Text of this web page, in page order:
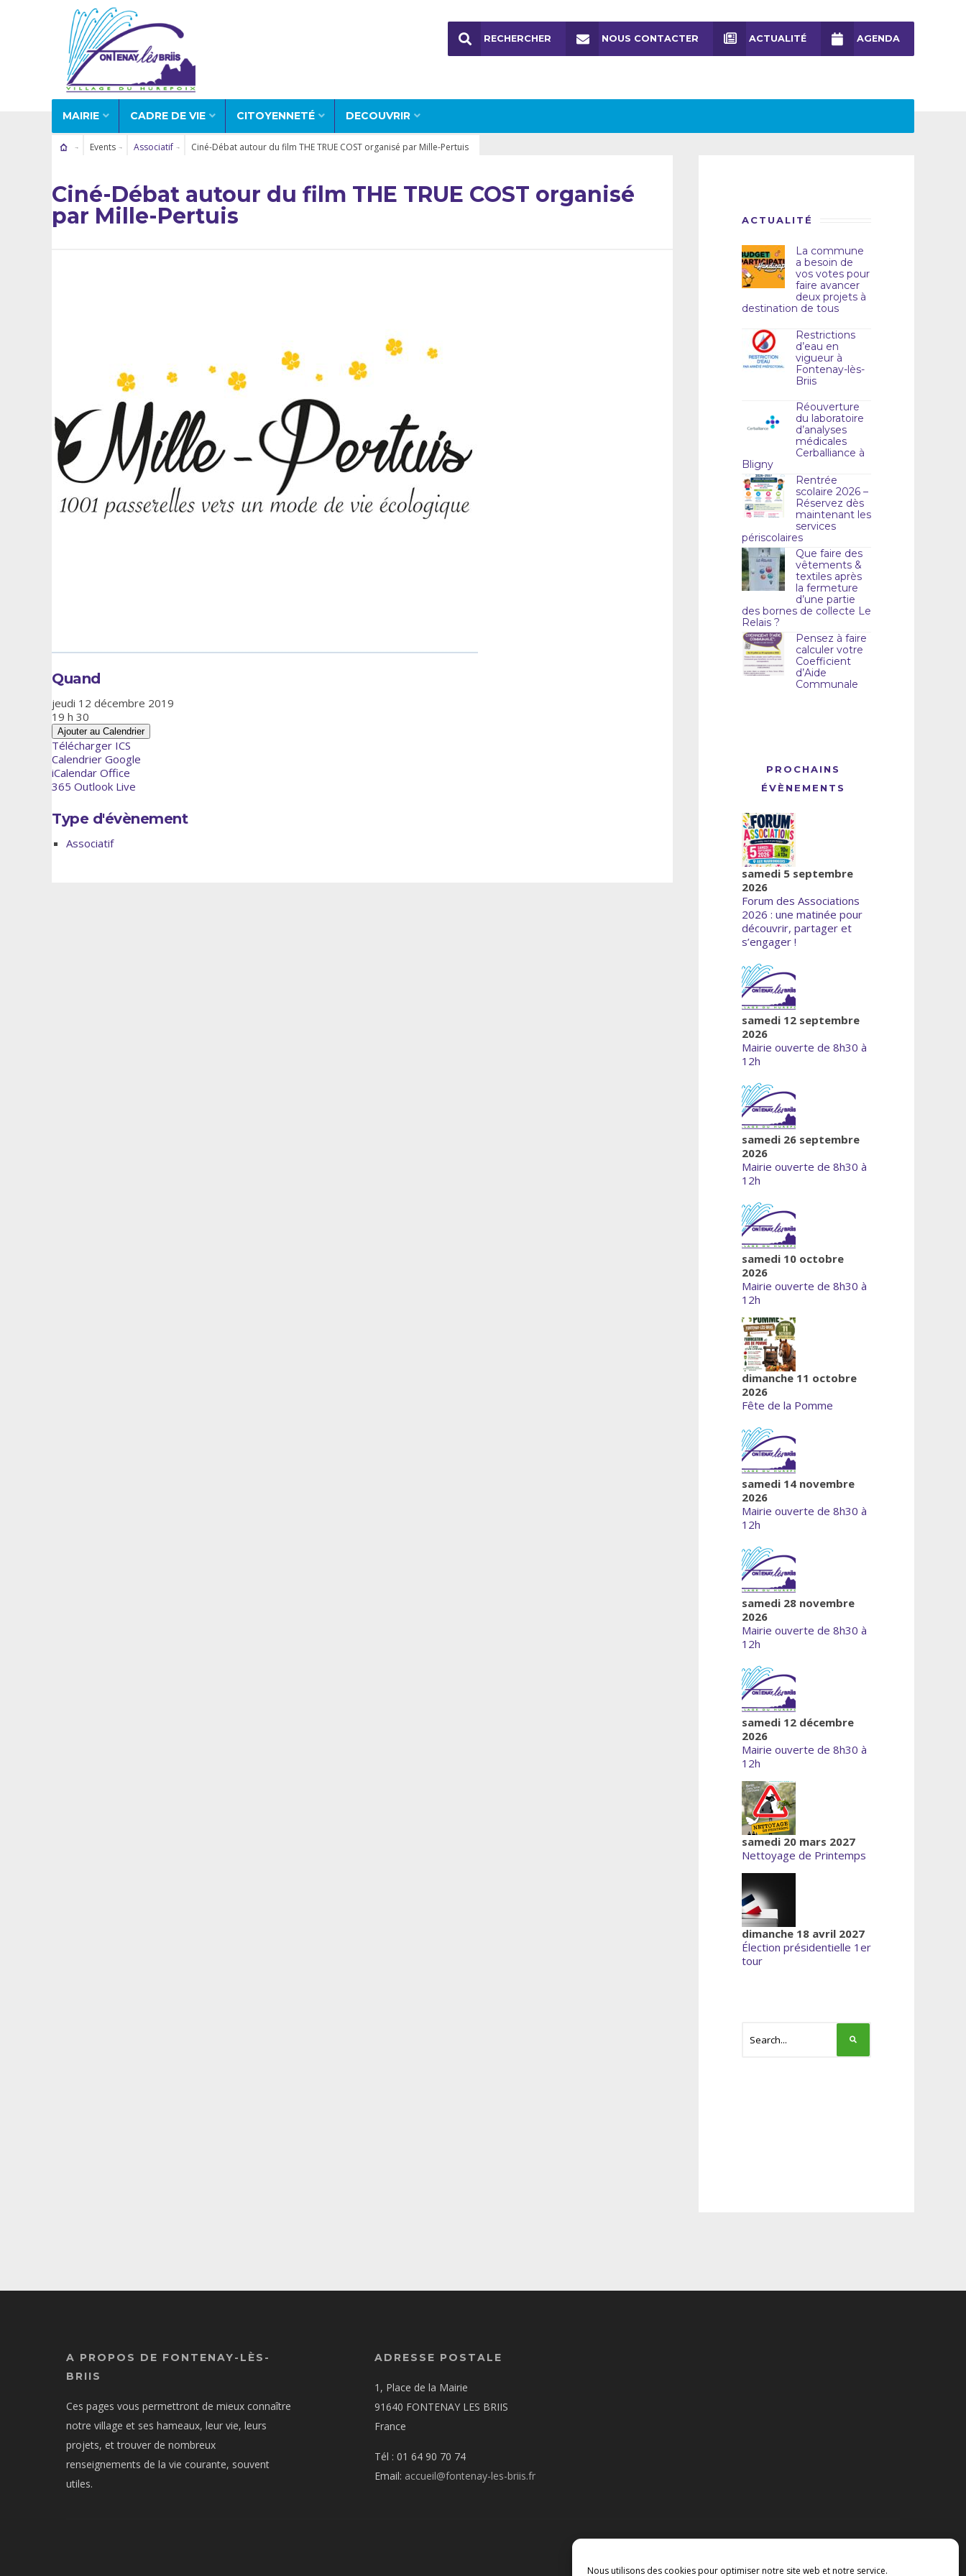
Nous utilisons des cookies pour optimiser notre site web et notre service.
MAIRIE CADRE DE VIE CITOYENNETÉ DECOUVRIR
RECHERCHER NOUS CONTACTER ACTUALITÉ AGENDA
Events Associatif Ciné-Débat autour du film THE TRUE COST organisé par Mille-Pertuis
Ciné-Débat autour du film THE TRUE COST organisé
par Mille-Pertuis
Quand
jeudi 12 décembre 2019
19 h 30
Ajouter au Calendrier
Télécharger ICS
Calendrier Google
iCalendar Office
365 Outlook Live
Type d'évènement
Associatif
ACTUALITÉ
La commune
a besoin de
vos votes pour
faire avancer
deux projets à
destination de tous
Restrictions
d’eau en
vigueur à
Fontenay-lès-
Briis
Réouverture
du laboratoire
d’analyses
médicales
Cerballiance à
Bligny
Rentrée
scolaire 2026 –
Réservez dès
maintenant les
services
périscolaires
Que faire des
vêtements &
textiles après
la fermeture
d’une partie
des bornes de collecte Le
Relais ?
Pensez à faire
calculer votre
Coefficient
d’Aide
Communale
PROCHAINS
ÉVÈNEMENTS
samedi 5 septembre
2026
Forum des Associations
2026 : une matinée pour
découvrir, partager et
s’engager !
samedi 12 septembre
2026
Mairie ouverte de 8h30 à
12h
samedi 26 septembre
2026
Mairie ouverte de 8h30 à
12h
samedi 10 octobre
2026
Mairie ouverte de 8h30 à
12h
dimanche 11 octobre
2026
Fête de la Pomme
samedi 14 novembre
2026
Mairie ouverte de 8h30 à
12h
samedi 28 novembre
2026
Mairie ouverte de 8h30 à
12h
samedi 12 décembre
2026
Mairie ouverte de 8h30 à
12h
samedi 20 mars 2027
Nettoyage de Printemps
dimanche 18 avril 2027
Élection présidentielle 1er
tour
A PROPOS DE FONTENAY-LÈS-
BRIIS
Ces pages vous permettront de mieux connaître
notre village et ses hameaux, leur vie, leurs
projets, et trouver de nombreux
renseignements de la vie courante, souvent
utiles.
ADRESSE POSTALE
1, Place de la Mairie
91640 FONTENAY LES BRIIS
France
Tél : 01 64 90 70 74
Email: accueil@fontenay-les-briis.fr